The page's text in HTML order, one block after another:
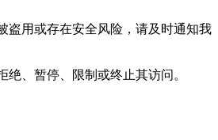
盗用或存在安全风险，请及时通知我
、暂停、限制或终止其访问。